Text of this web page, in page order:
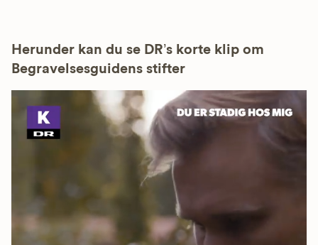
Herunder kan du se DR’s korte klip om
Begravelsesguidens stifter